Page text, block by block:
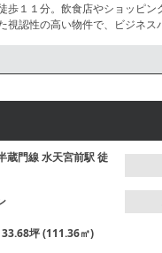
歩１１分。飲食店やショッピ
視認性の高い物件で、ビジネ
蔵門線水天宮前駅徒
坪 (111.36㎡)